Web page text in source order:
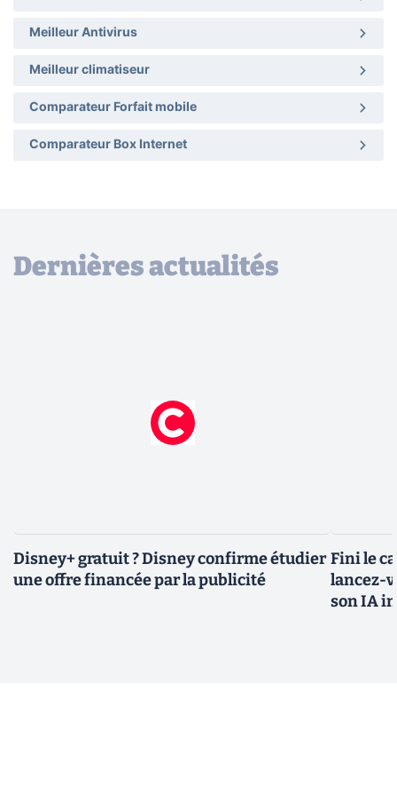
Meilleur Antivirus
Meilleur climatiseur
Comparateur Forfait mobile
Comparateur Box Internet
Dernières actualités
Disney+ gratuit ? Disney confirme étudier
une offre financée par la publicité
Fini le
lancez-
son IA